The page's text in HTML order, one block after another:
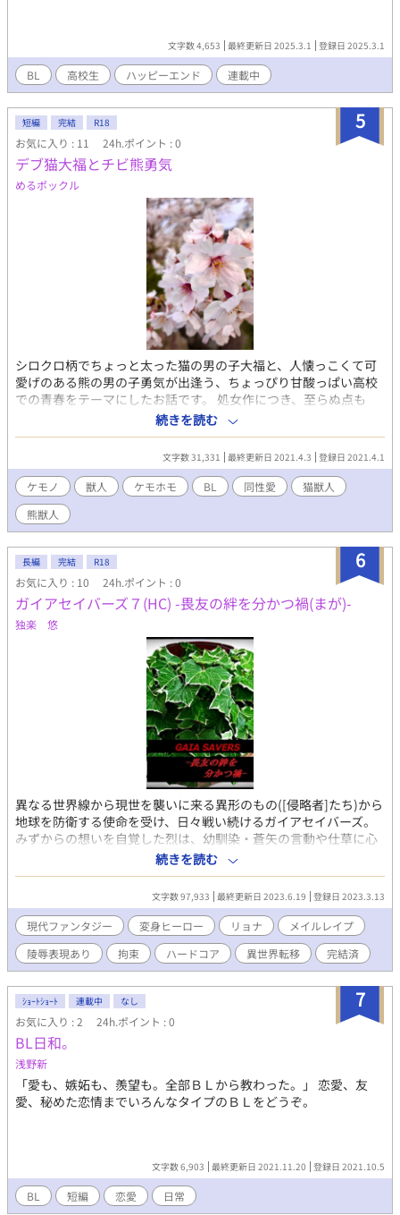
文字数 4,653 最終更新日 2025.3.1 登録日 2025.3.1
BL 高校生 ハッピーエンド 連載中
5
短編 完結 R18
お気に入り : 11 24h.ポイント : 0
デブ猫大福とチビ熊勇気
めるポックル
シロクロ柄でちょっと太った猫の男の子大福と、人懐っこくて可
愛げのある熊の男の子勇気が出逢う、ちょっぴり甘酸っぱい高校
での青春をテーマにしたお話です。 処女作につき、至らぬ点も
多々あるかと思いますが、男の子たちの友愛物語を楽しんでいた
だけたら幸いです。 挿絵あり版はpixivにて公開中です。 第一話の
ラストシーンのみコミッションで描いていただきました。可愛す
ぎるのでぜひご覧ください！
続きを読む
文字数 31,331 最終更新日 2021.4.3 登録日 2021.4.1
ケモノ 獣人 ケモホモ BL 同性愛
猫獣人
熊獣人
6
長編 完結 R18
お気に入り : 10 24h.ポイント : 0
ガイアセイバーズ７(HC) -畏友の絆を分かつ禍(まが)-
独楽 悠
異なる世界線から現世を襲いに来る異形のもの([侵略者]たち)から
地球を防衛する使命を受け、日々戦い続けるガイアセイバーズ。
みずからの想いを自覚した烈は、幼馴染・蒼矢の言動や仕草に心
を揺さぶられ、自身で打ち立てた信念に自信を無くしかけてい
た。 そんな折、営業の甲斐あって実家の酒屋に太客が付く。 バー
店長のその男は烈の人柄に惹かれたと言い、彼へ近付き、親愛の
しるしと身体に触れる。 単なる友愛の表現なのかあるいは好意な
のか、ふたりの親密な掛け合いを目にした蒼矢の胸はざわつく。
一方、卒業研究の時期を迎えた影斗は一旦セイバーから離れ、大
学へと集中すると宣言する。 しばらくの間セイバーズにおける主
力を欠かし、不安定な体制を強いられる中、秘密裏に事が動き始
めていた―― ◆完結済(2023/6/19) ◆注意事項(下記ご心配な方は
作品閲覧をお控え下さい) ・一部年齢制限表現有、過激描写多数
（過去作比）。背後要注意(各ページ冒頭で判別出来るようにしま
す) ・フェティシズム要素有。 ・いわゆるヒーローピンチ要素
（やられ、屈服）多数。伴ってリョナや怪我の描写多数。 ・細部
端折っている部分があります。 第1作目『ガイアセイバーズ -
GAIA SAVERS-』及び過去ナンバリング作を先に読まれることをお
勧めします。
続きを読む
文字数 97,933 最終更新日 2023.6.19 登録日 2023.3.13
現代ファンタジー 変身ヒーロー リョナ
メイルレイプ
陵辱表現あり
拘束 ハードコア 異世界転移 完結済
7
ｼｮｰﾄｼｮｰﾄ 連載中 なし
お気に入り : 2 24h.ポイント : 0
BL日和。
浅野新
「愛も、嫉妬も、羨望も。全部ＢＬから教わった。」 恋愛、友
愛、秘めた恋情までいろんなタイプのＢＬをどうぞ。
文字数 6,903 最終更新日 2021.11.20 登録日 2021.10.5
BL 短編 恋愛 日常